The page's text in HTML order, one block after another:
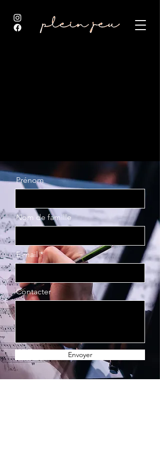
Prénom
Nom de famille
E-mail
Contacter
Envoyer
Contactez-nous